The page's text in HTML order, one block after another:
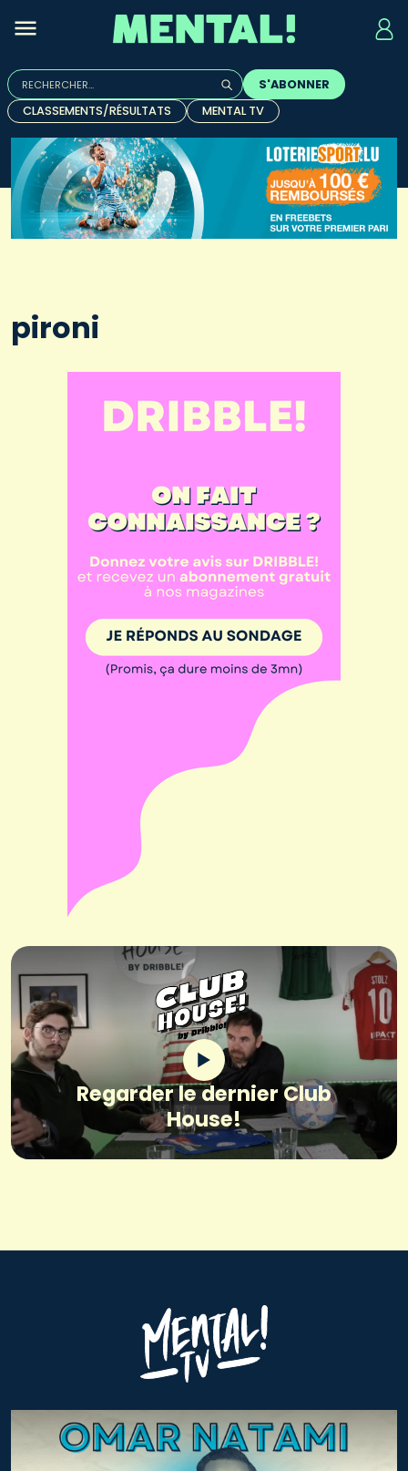
Rechercher :
Quand les résultats de l'auto-complétion sont
S'ABONNER
CLASSEMENTS/RÉSULTATS
MENTAL TV
pironi
Regarder le dernier Club
House!